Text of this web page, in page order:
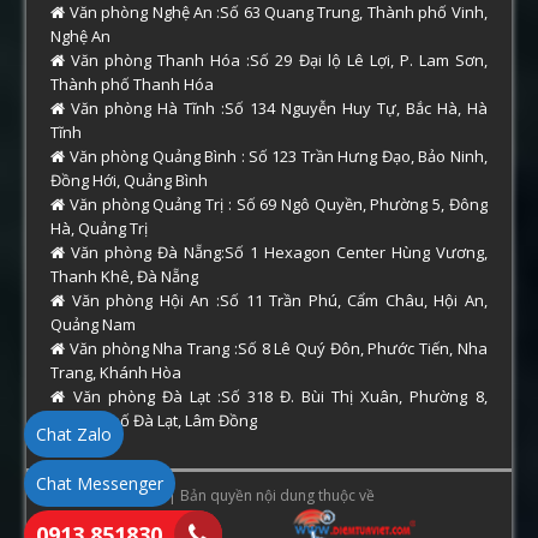
Văn phòng Nghệ An :Số 63 Quang Trung, Thành phố Vinh,
Nghệ An
Văn phòng Thanh Hóa :Số 29 Đại lộ Lê Lợi, P. Lam Sơn,
Thành phố Thanh Hóa
Văn phòng Hà Tĩnh :Số 134 Nguyễn Huy Tự, Bắc Hà, Hà
Tĩnh
Văn phòng Quảng Bình : Số 123 Trần Hưng Đạo, Bảo Ninh,
Đồng Hới, Quảng Bình
Văn phòng Quảng Trị : Số 69 Ngô Quyền, Phường 5, Đông
Hà, Quảng Trị
Văn phòng Đà Nẵng:Số 1 Hexagon Center Hùng Vương,
Thanh Khê, Đà Nẵng
Văn phòng Hội An :Số 11 Trần Phú, Cẩm Châu, Hội An,
Quảng Nam
Văn phòng Nha Trang :Số 8 Lê Quý Đôn, Phước Tiến, Nha
Trang, Khánh Hòa
Văn phòng Đà Lạt :Số 318 Đ. Bùi Thị Xuân, Phường 8,
Thành phố Đà Lạt, Lâm Đồng
Copyright © 2026 | Bản quyền nội dung thuộc về
Chat Zalo
Chat Messenger